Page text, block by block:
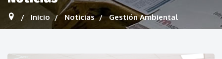
Inicio Noticias Gestión Ambiental